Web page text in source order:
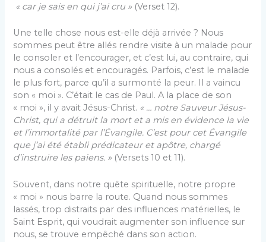
« car je sais en qui j’ai cru » (Verset 12).
Une telle chose nous est-elle déjà arrivée ? Nous
sommes peut être allés rendre visite à un malade pour
le consoler et l’encourager, et c’est lui, au contraire, qui
nous a consolés et encouragés. Parfois, c’est le malade
le plus fort, parce qu’il a surmonté la peur. Il a vaincu
son « moi ». C’était le cas de Paul. A la place de son
« moi », il y avait Jésus-Christ. « … notre Sauveur Jésus-
Christ, qui a détruit la mort et a mis en évidence la vie
et l’immortalité par l’Évangile. C’est pour cet Évangile
que j’ai été établi prédicateur et apôtre, chargé
d’instruire les païens. » (Versets 10 et 11).
Souvent, dans notre quête spirituelle, notre propre
« moi » nous barre la route. Quand nous sommes
lassés, trop distraits par des influences matérielles, le
Saint Esprit, qui voudrait augmenter son influence sur
nous, se trouve empêché dans son action.